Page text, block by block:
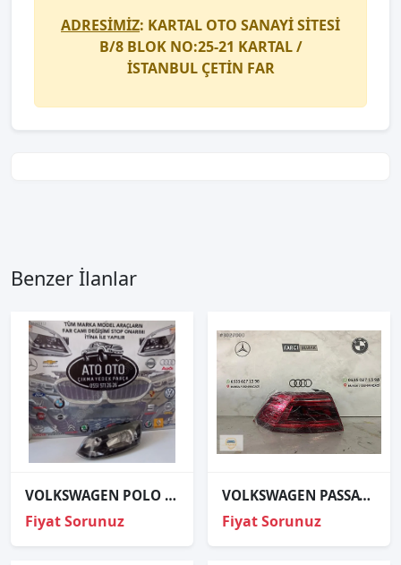
ADRESİMİZ: KARTAL OTO SANAYİ SİTESİ
B/8 BLOK NO:25-21 KARTAL /
İSTANBUL ÇETİN FAR
Benzer İlanlar
VOLKSWAGEN POLO ORJINAL ÇIKMA SOL FAR
Fiyat Sorunuz
VOLKSWAGEN PASSAT B8.5 HİGHLİNE SOL STOP SIFIR OEM:3GD.945.207A
Fiyat Sorunuz